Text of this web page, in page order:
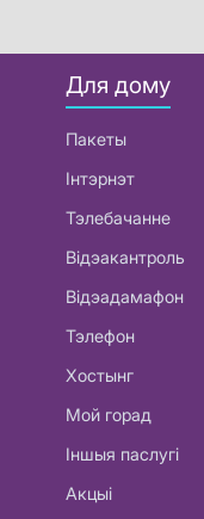
Для дому
Пакеты
Інтэрнэт
Тэлебачанне
Відэакантроль
Відэадамафон
Тэлефон
Хостынг
Мой горад
Іншыя паслугі
Акцыі